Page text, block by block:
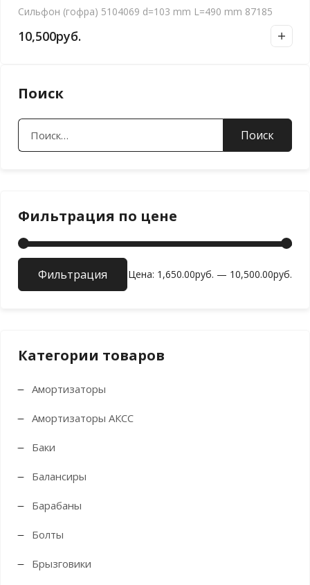
Сильфон (гофра) 5104069 d=103 mm L=490 mm 87185
10,500руб.
Поиск
Найти:
Фильтрация по цене
Фильтрация Цена: 1,650.00руб. — 10,500.00руб.
Категории товаров
Амортизаторы
Амортизаторы АКСС
Баки
Балансиры
Барабаны
Болты
Брызговики